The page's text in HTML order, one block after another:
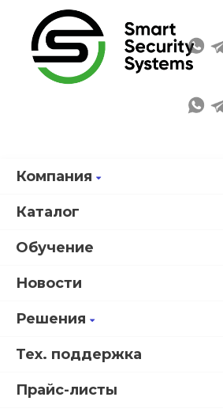
Компания
Каталог
Обучение
Новости
Решения
Тех. поддержка
Прайс-листы
Оборудование пункта доступа
доступа